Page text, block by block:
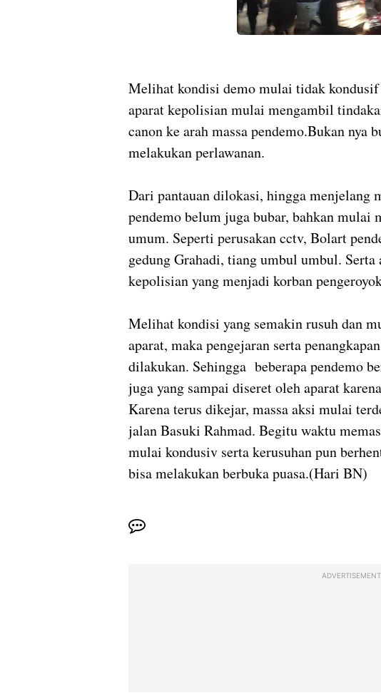
Melihat kondisi demo mulai tidak kondusif
aparat kepolisian mulai mengambil
canon ke arah massa pendemo.Bukan nya
melakukan perlawanan.
Dari pantauan dilokasi, hingga menjelang
pendemo belum juga bubar, bahkan mulai
umum. Seperti perusakan cctv, Bolart
gedung Grahadi, tiang umbul umbul. Serta
kepolisian yang menjadi korban
Melihat kondisi yang semakin rusuh dan
aparat, maka pengejaran serta
dilakukan. Sehingga beberapa pendemo
juga yang sampai diseret oleh aparat
Karena terus dikejar, massa aksi mulai
jalan Basuki Rahmad. Begitu waktu
mulai kondusiv serta kerusuhan pun
bisa melakukan berbuka puasa.(Hari BN)
ADVERTISEMENT